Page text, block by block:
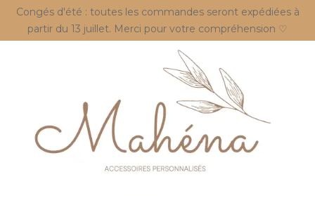
Congés d'été : toutes les commandes seront expédiées à
partir du 13 juillet. Merci pour votre compréhension ♡